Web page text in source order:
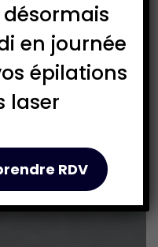
en journée
épilations
laser
RDV